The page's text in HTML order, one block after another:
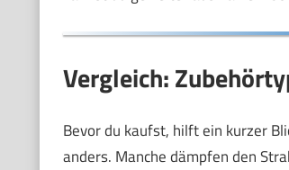
Vergleich:
Bevor du kaufst, hilft ein kurzer
anders. Manche dämpfen den